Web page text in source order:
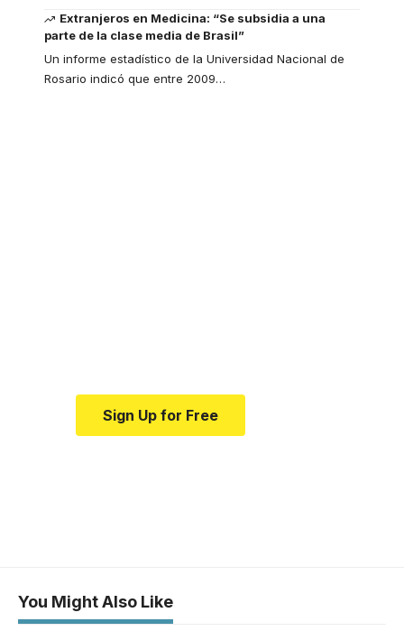
Extranjeros en Medicina: “Se subsidia a una
parte de la clase media de Brasil”
Un informe estadístico de la Universidad Nacional de
Rosario indicó que entre 2009…
Sign Up for Free
You Might Also Like